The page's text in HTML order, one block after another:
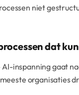
niet
dat
AI-inspanning gaat
organisaties